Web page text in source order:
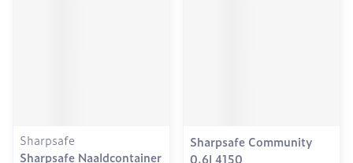
Sharpsafe
Sharpsafe Naaldcontainer
Sharpsafe Community
0,6l 4150